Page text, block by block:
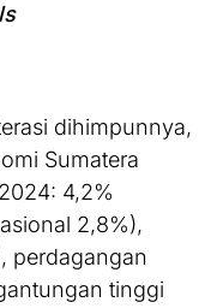
dihimpunnya,
Sumatera
4,2%
2,8%),
perdagangan
tinggi